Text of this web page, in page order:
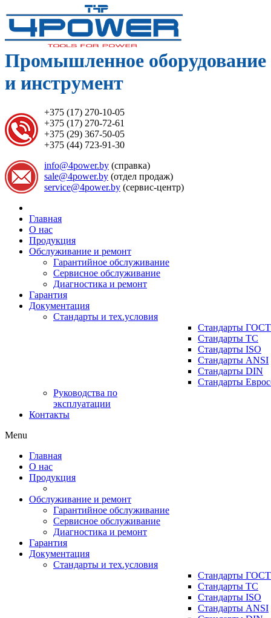
Промышленное оборудование
и инструмент
+375 (17) 270-10-05
+375 (17) 270-72-61
+375 (29) 367-50-05
+375 (44) 723-91-30
info@4power.by (справка)
sale@4power.by (отдел продаж)
service@4power.by (сервис-центр)
Главная
О нас
Продукция
Обслуживание и ремонт
Гарантийное обслуживание
Сервисное обслуживание
Диагностика и ремонт
Гарантия
Документация
Стандарты и тех.условия
Стандарты ГОСТ
Стандарты ТС
Стандарты ISO
Стандарты ANSI
Стандарты DIN
Стандарты
Руководства по
эксплуатации
Контакты
Menu
Главная
О нас
Продукция
Обслуживание и ремонт
Гарантийное обслуживание
Сервисное обслуживание
Диагностика и ремонт
Гарантия
Документация
Стандарты и тех.условия
Стандарты ГОСТ
Стандарты ТС
Стандарты ISO
Стандарты ANSI